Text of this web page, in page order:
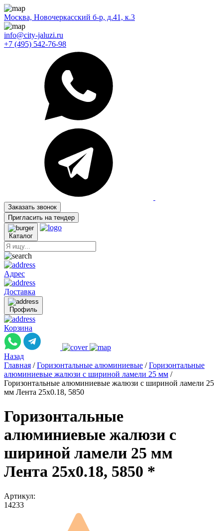
Москва, Новочеркасский б-р, д.41, к.3
info@city-jaluzi.ru
+7 (495) 542-76-98
Заказать звонок
Пригласить на тендер
Каталог
Адрес
Доставка
Профиль
Корзина
Назад
Главная / Горизонтальные алюминиевые / Горизонтальные
алюминиевые жалюзи с шириной ламели 25 мм /
Горизонтальные алюминиевые жалюзи с шириной ламели 25
мм Лента 25x0.18, 5850
Горизонтальные
алюминиевые жалюзи с
шириной ламели 25 мм
Лента 25x0.18, 5850 *
Артикул:
14233